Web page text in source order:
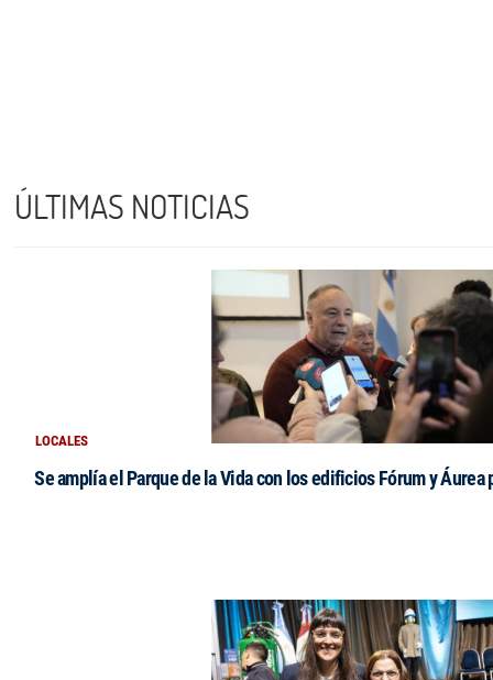
ÚLTIMAS NOTICIAS
LOCALES
Se amplía el Parque de la Vida con los edificios Fórum y